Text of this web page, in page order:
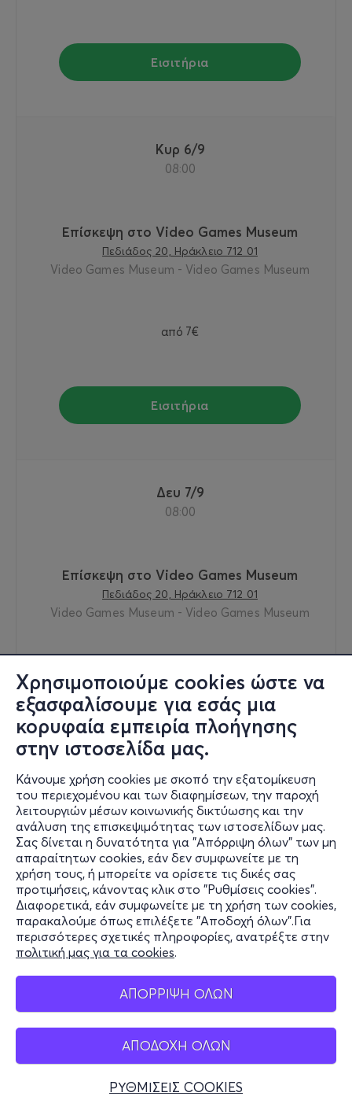
Χρησιμοποιούμε cookies ώστε να
εξασφαλίσουμε για εσάς μια
κορυφαία εμπειρία πλοήγησης
στην ιστοσελίδα μας.
Κάνουμε χρήση cookies με σκοπό την εξατομίκευση
του περιεχομένου και των διαφημίσεων, την παροχή
λειτουργιών μέσων κοινωνικής δικτύωσης και την
ανάλυση της επισκεψιμότητας των ιστοσελίδων μας.
Σας δίνεται η δυνατότητα για "Απόρριψη όλων" των μη
απαραίτητων cookies, εάν δεν συμφωνείτε με τη
χρήση τους, ή μπορείτε να ορίσετε τις δικές σας
προτιμήσεις, κάνοντας κλικ στο "Ρυθμίσεις cookies".
Διαφορετικά, εάν συμφωνείτε με τη χρήση των cookies,
παρακαλούμε όπως επιλέξετε "Αποδοχή όλων".Για
περισσότερες σχετικές πληροφορίες, ανατρέξτε στην
πολιτική μας για τα cookies.
ΑΠΟΡΡΙΨΗ ΟΛΩΝ
ΑΠΟΔΟΧΗ ΟΛΩΝ
ΡΥΘΜΙΣΕΙΣ COOKIES
Εισιτήρια
Κυρ 6/9
08:00
Επίσκεψη στο Video Games Museum
Πεδιάδος 20, Ηράκλειο 712 01
Video Games Museum - Video Games Museum
από 7€
Εισιτήρια
Δευ 7/9
08:00
Επίσκεψη στο Video Games Museum
Πεδιάδος 20, Ηράκλειο 712 01
Video Games Museum - Video Games Museum
Εισιτήρια
Τρι 8/9
08:00
Επίσκεψη στο Video Games Museum
Πεδιάδος 20, Ηράκλειο 712 01
Video Games Museum - Video Games Museum
από7€
Εισιτήρια